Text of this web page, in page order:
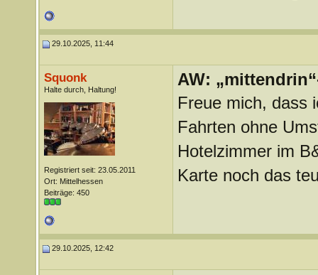
29.10.2025, 11:44
Squonk
Halte durch, Haltung!
Registriert seit: 23.05.2011
Ort: Mittelhessen
Beiträge: 450
AW:
Freue mich, dass
Fahrten ohne
Hotelzimmer im
Karte noch das
29.10.2025, 12:42